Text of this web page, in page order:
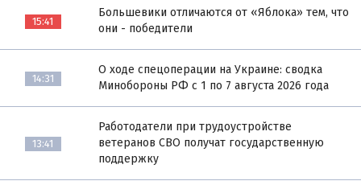
15:41
Большевики отличаются от «Яблока» тем, что
они - победители
14:31
О ходе спецоперации на Украине: сводка
Минобороны РФ с 1 по 7 августа 2026 года
13:41
Работодатели при трудоустройстве
ветеранов СВО получат государственную
поддержку